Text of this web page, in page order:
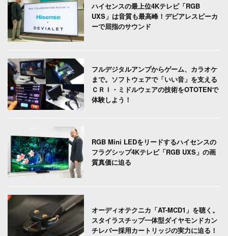
ハイセンスの最上位4Kテレビ「RGB
UXS」は音質も最高峰！デビアレスピーカ
ーで屈指のサウンド
フルデジタルアンプからゲーム、カラオケ
まで。ソフトウェアで「いい音」を支える
ＣＲＩ・ミドルウェアの技術をOTOTENで
体験しよう！
RGB Mini LEDをリードするハイセンスの
フラグシップ4Kテレビ「RGB UXS」の画
質真価に迫る
オーディオテクニカ「AT-MCD1」を聴く。
スタイラスチップ一体型ダイヤモンドカン
チレバー採用カートリッジの実力に迫る！